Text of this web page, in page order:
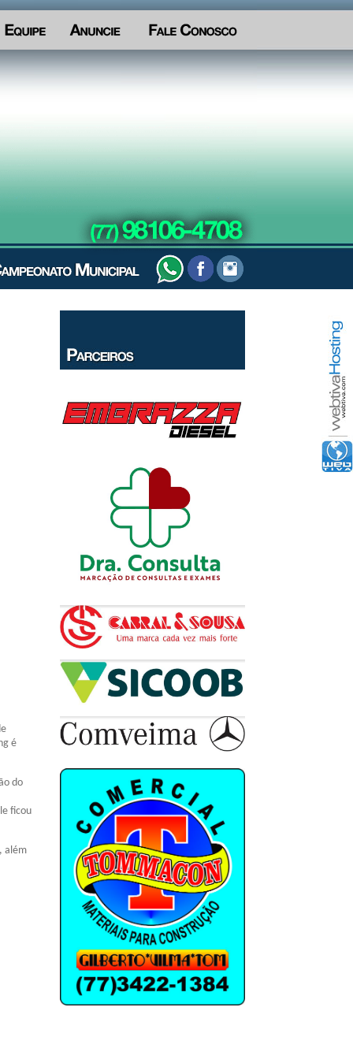
é
do
ficou
além